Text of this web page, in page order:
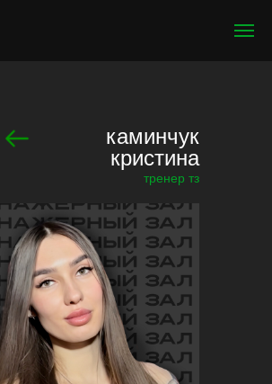
тренер тз
каминчук
кристина